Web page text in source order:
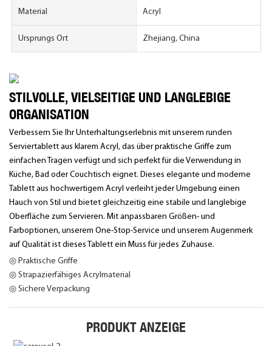
Material Acryl
Ursprungs Ort Zhejiang, China
STILVOLLE, VIELSEITIGE UND LANGLEBIGE
ORGANISATION
Verbessern Sie Ihr Unterhaltungserlebnis mit unserem runden
Serviertablett aus klarem Acryl, das über praktische Griffe zum
einfachen Tragen verfügt und sich perfekt für die Verwendung in
Küche, Bad oder Couchtisch eignet. Dieses elegante und moderne
Tablett aus hochwertigem Acryl verleiht jeder Umgebung einen
Hauch von Stil und bietet gleichzeitig eine stabile und langlebige
Oberfläche zum Servieren. Mit anpassbaren Größen- und
Farboptionen, unserem One-Stop-Service und unserem Augenmerk
auf Qualität ist dieses Tablett ein Muss für jedes Zuhause.
◎ Praktische Griffe
◎ Strapazierfähiges Acrylmaterial
◎ Sichere Verpackung
PRODUKT ANZEIGE